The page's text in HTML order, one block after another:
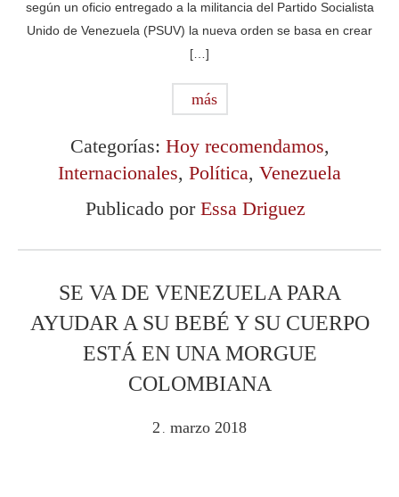
según un oficio entregado a la militancia del Partido Socialista
Unido de Venezuela (PSUV) la nueva orden se basa en crear
[…]
más
Categorías: Hoy recomendamos,
Internacionales, Política, Venezuela
Publicado por Essa Driguez
SE VA DE VENEZUELA PARA
AYUDAR A SU BEBÉ Y SU CUERPO
ESTÁ EN UNA MORGUE
COLOMBIANA
2 marzo 2018